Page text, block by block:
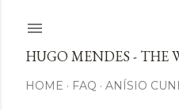
HUGO MENDES - THE
HOME FAQ ANÍSIO